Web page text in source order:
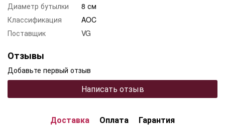
Диаметр бутылки
8 см
Классификация
AOC
Поставщик
VG
Отзывы
Добавьте первый отзыв
Написать отзыв
Доставка Оплата Гарантия